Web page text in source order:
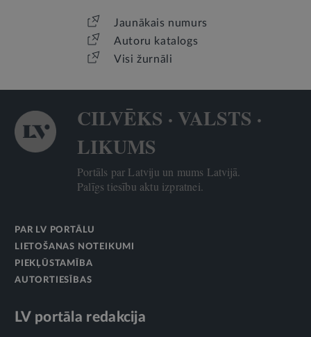
Jaunākais numurs
Autoru katalogs
Visi žurnāli
CILVĒKS · VALSTS ·
LIKUMS
Portāls par Latviju un mums Latvijā.
Palīgs tiesību aktu izpratnei.
PAR LV PORTĀLU
LIETOŠANAS NOTEIKUMI
PIEKĻŪSTAMĪBA
AUTORTIESĪBAS
LV portāla redakcija